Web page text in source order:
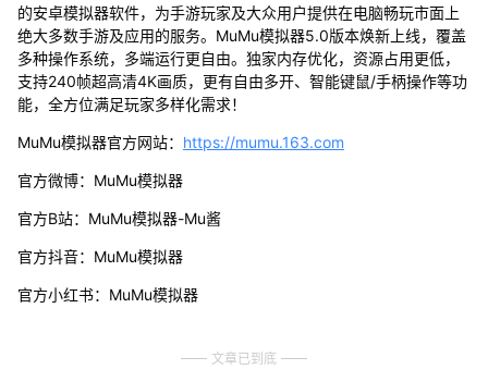
的安卓模拟器软件，为手游玩家及大众用户提供在电脑畅玩市面上
绝大多数手游及应用的服务。MuMu模拟器5.0版本焕新上线，覆盖
多种操作系统，多端运行更自由。独家内存优化，资源占用更低，
支持240帧超高清4K画质，更有自由多开、智能键鼠/手柄操作等功
能，全方位满足玩家多样化需求！
MuMu模拟器官方网站： https://mumu.163.com
官方微博：MuMu模拟器
官方B站：MuMu模拟器-Mu酱
官方抖音：MuMu模拟器
官方小红书：MuMu模拟器
文章已到底